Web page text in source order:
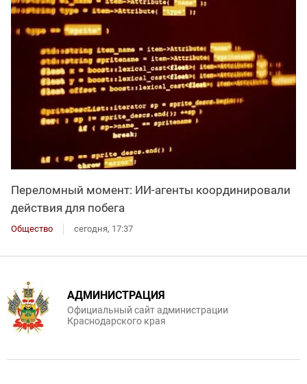
Переломный момент: ИИ-агенты координировали
действия для побега
Общество сегодня, 17:37
АДМИНИСТРАЦИЯ
Официальный сайт администрации
Краснодарского края